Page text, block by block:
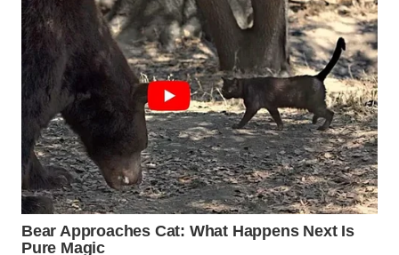
KONSUMEN
WAHANA
LISTRIK
WAHANA
TRAVEL
WAHANA
TV